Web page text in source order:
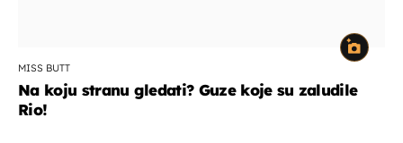
MISS BUTT
Na koju stranu gledati? Guze koje su zaludile
Rio!